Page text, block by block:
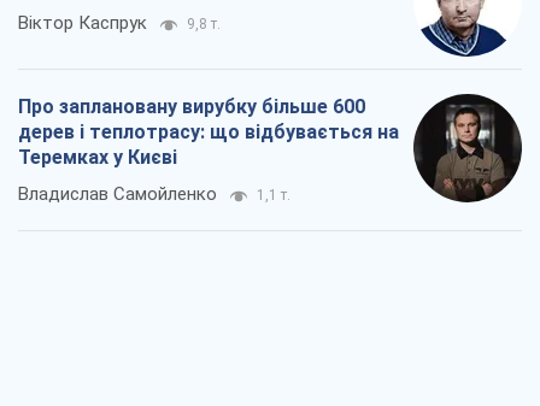
Віктор Каспрук 9,8 т.
Про заплановану вирубку більше 600
дерев і теплотрасу: що відбувається на
Теремках у Києві
Владислав Самойленко 1,1 т.